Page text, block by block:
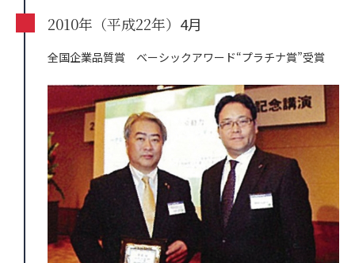
2010年（平成22年） 4月
全国企業品質賞 ベーシックアワード“プラチナ賞”受賞